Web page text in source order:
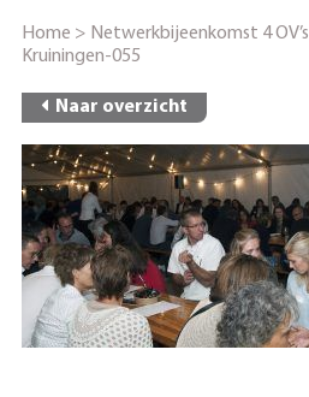
Home > Netwerkbijeenkomst 4 OV’s
Kruiningen-055
Naar overzicht